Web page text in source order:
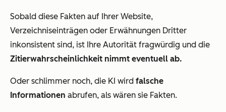
Sobald diese Fakten auf Ihrer Website,
Verzeichniseinträgen oder Erwähnungen Dritter
inkonsistent sind, ist Ihre Autorität fragwürdig und die
Zitierwahrscheinlichkeit nimmt eventuell ab.
Oder schlimmer noch, die KI wird falsche
Informationen abrufen, als wären sie Fakten.